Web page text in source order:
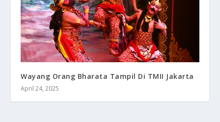
Wayang Orang Bharata Tampil Di TMII Jakarta
April 24, 2025